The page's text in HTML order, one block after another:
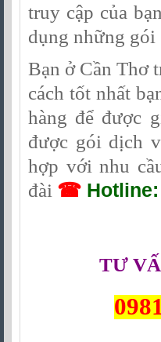
truy cập của
dụng những gói
Bạn ở Cần Thơ
cách tốt nhất
hàng để được
được gói dịch
hợp với nhu
đài ☎ Hotline:
TƯ